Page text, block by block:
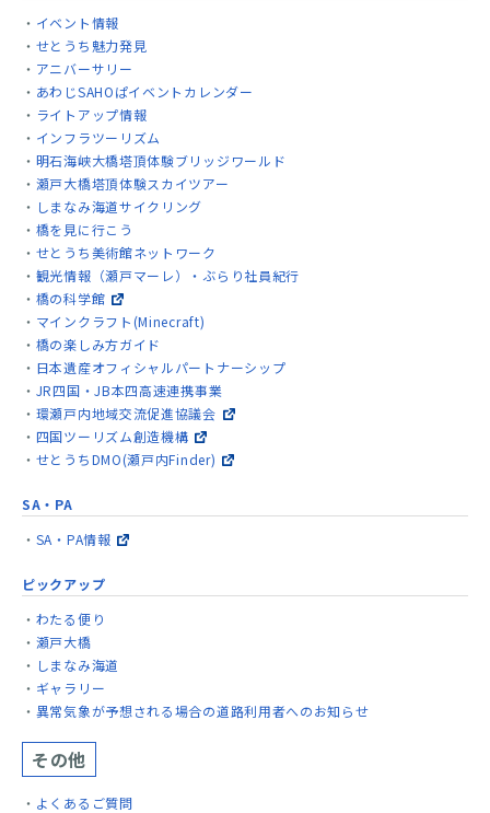
イベント情報
せとうち魅力発見
アニバーサリー
あわじSAHOぱイベントカレンダー
ライトアップ情報
インフラツーリズム
明石海峡大橋塔頂体験ブリッジワールド
瀬戸大橋塔頂体験スカイツアー
しまなみ海道サイクリング
橋を見に行こう
せとうち美術館ネットワーク
観光情報（瀬戸マーレ）・ぶらり社員紀行
橋の科学館
マインクラフト(Minecraft)
橋の楽しみ方ガイド
日本遺産オフィシャルパートナーシップ
JR四国・JB本四高速連携事業
環瀬戸内地域交流促進協議会
四国ツーリズム創造機構
せとうちDMO(瀬戸内Finder)
SA・PA
SA・PA情報
ピックアップ
わたる便り
瀬戸大橋
しまなみ海道
ギャラリー
異常気象が予想される場合の道路利用者へのお知らせ
その他
よくあるご質問